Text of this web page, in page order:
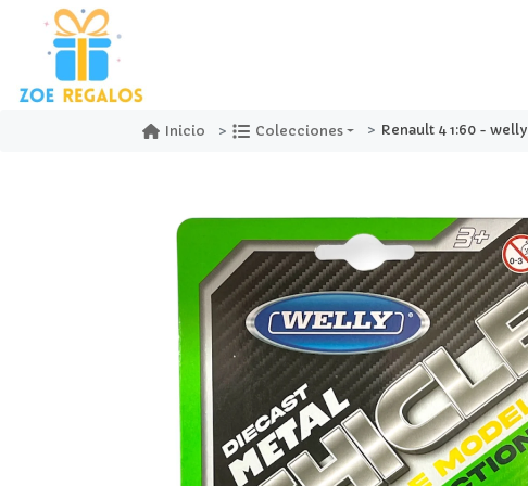
Inicio Colecciones Renault 4 1:60 - welly